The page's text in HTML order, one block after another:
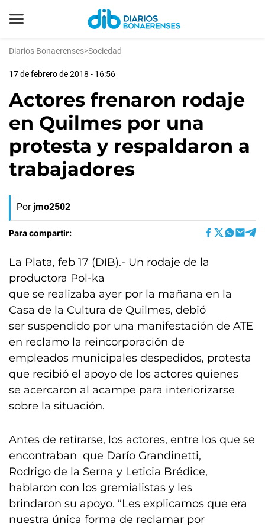
Diarios Bonaerenses>Sociedad
17 de febrero de 2018 - 16:56
Actores frenaron rodaje
en Quilmes por una
protesta y respaldaron a
trabajadores
Por jmo2502
Para compartir:
La Plata, feb 17 (DIB).- Un rodaje de la
productora Pol-ka
que se realizaba ayer por la mañana en la
Casa de la Cultura de Quilmes, debió
ser suspendido por una manifestación de ATE
en reclamo la reincorporación de
empleados municipales despedidos, protesta
que recibió el apoyo de los actores quienes
se acercaron al acampe para interiorizarse
sobre la situación.
Antes de retirarse, los actores, entre los que se
encontraban que Darío Grandinetti,
Rodrigo de la Serna y Leticia Brédice,
hablaron con los gremialistas y les
brindaron su apoyo. “Les explicamos que era
nuestra única forma de reclamar por